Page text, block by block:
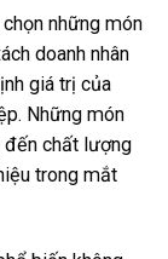
những món
doanh nhân
giá trị của
Những món
đến chất lượng
trong mắt